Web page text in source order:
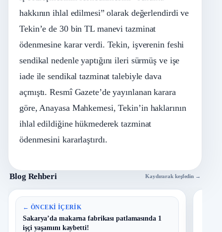
hakkının ihlal edilmesi” olarak değerlendirdi ve
Tekin’e de 30 bin TL manevi tazminat
ödenmesine karar verdi. Tekin, işverenin feshi
sendikal nedenle yaptığını ileri sürmüş ve işe
iade ile sendikal tazminat talebiyle dava
açmıştı. Resmî Gazete’de yayınlanan karara
göre, Anayasa Mahkemesi, Tekin’in haklarının
ihlal edildiğine hükmederek tazminat
ödenmesini kararlaştırdı.
Blog Rehberi Kaydırarak keşfedin →
← ÖNCEKI İÇERIK
Sakarya’da makarna fabrikası patlamasında 1
işçi yaşamını kaybetti!